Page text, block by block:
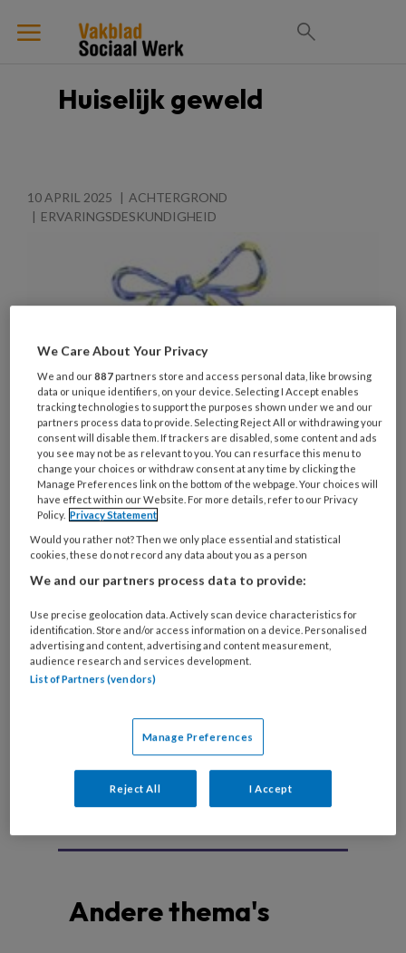
Huiselijk geweld
10 APRIL 2025
ACHTERGROND
ERVARINGSDESKUNDIGHEID
Seksueel misbruik Herstel is
mogelijk
Seksueel misbruik is, vooral wanneer het in
families plaatsvindt, een onderwerp dat veel
hulpverleners liever vermijden. Maar juist het
bespreekbaar maken is essentieel om signalen te
herkennen. Als hulpverlener kun je kinderen met
psycho-educatie leren wat normaal is. je kunt
verbindingen aangaan kan helpen bij hun hun
Andere thema's
We Care About Your Privacy
We and our887 partners store and access personal data, like browsing
data or unique identifiers, on your device. Selecting I Accept enables
tracking technologies to support the purposes shown under we and our
partners process data to provide. Selecting Reject All or withdrawing your
consent will disable them. If trackers are disabled, some content and ads
you see may not be as relevant to you. You can resurface this menu to
change your choices or withdraw consent at any time by clicking the
Manage Preferences link on the bottom of the webpage. Your choices will
have effect within our Website. For more details, refer to our Privacy
Policy. Privacy Statement
Would you rather not? Then we only place essential and statistical
cookies, these do not record any data about you as a person
We and our partners process data to provide:
Use precise geolocation data. Actively scan device characteristics for
identification. Store and/or access information on a device. Personalised
advertising and content, advertising and content measurement,
audience research and services development.
List of Partners (vendors)
Manage Preferences
Reject All I Accept